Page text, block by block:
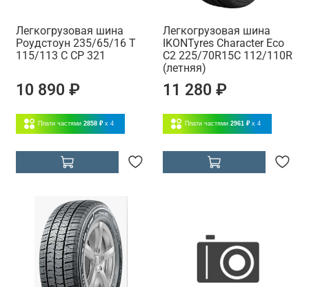
Легкогрузовая шина
Роудстоун 235/65/16 T
115/113 C CP 321
10 890 ₽
Плати частями 2858 ₽ x 4
Легкогрузовая шина
IKONTyres Character Eco
C2 225/70R15C 112/110R
(летняя)
11 280 ₽
Плати частями 2961 ₽ x 4